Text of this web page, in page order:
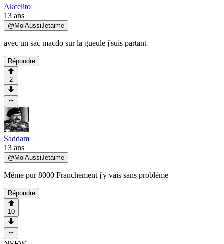
Akcelito
13 ans
@MoiAussiJetaime
avec un sac macdo sur la gueule j'suis partant
Répondre
2
Saddam
13 ans
@MoiAussiJetaime
Même pur 8000 Franchement j'y vais sans problème
Répondre
10